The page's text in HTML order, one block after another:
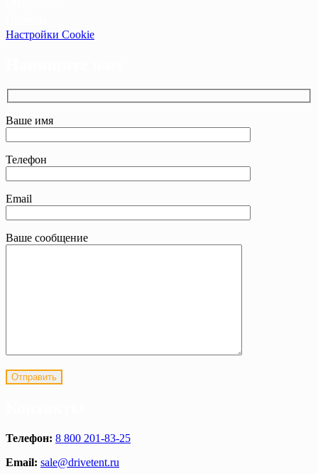
Настройки Cookie
Ваше имя
Телефон
Email
Ваше сообщение
Телефон: 8 800 201-83-25
Email: sale@drivetent.ru